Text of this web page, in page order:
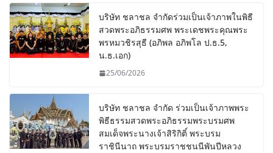
บริษัท ชลาชล จำกัดร่วมเป็นเจ้าภาพในพิธี
สวดพระอภิธรรมศพ พระเดชพระคุณพระ
พรหมวชิรสุธี (อภิพล อภิพโล ป.ธ.5,
น.ธ.เอก)
25/06/2026
บริษัท ชลาชล จำกัด ร่วมเป็นเจ้าภาพพระ
พิธีธรรมสวดพระอภิธรรมพระบรมศพ
สมเด็จพระนางเจ้าสิริกิติ์ พระบรม
ราชินีนาถ พระบรมราชชนนีพันปีหลวง